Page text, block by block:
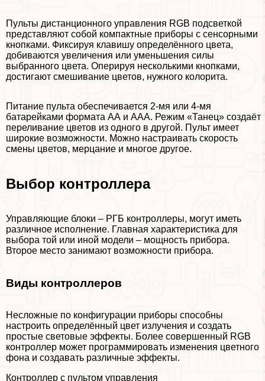
Пульты дистанционного управления RGB подсветкой
представляют собой компактные приборы с сенсорными
кнопками. Фиксируя клавишу определённого цвета,
добиваются увеличения или уменьшения силы
выбранного цвета. Оперируя несколькими кнопками,
достигают смешивание цветов, нужного колорита.
Питание пульта обеспечивается 2-мя или 4-мя
батарейками формата АА и ААА. Режим «Танец» создаёт
переливание цветов из одного в другой. Пульт имеет
широкие возможности. Можно настраивать скорость
смены цветов, мерцание и многое другое.
Выбор контроллера
Управляющие блоки – РГБ контроллеры, могут иметь
различное исполнение. Главная хаpaктеристика для
выбора той или иной модели – мощность прибора.
Второе место занимают возможности прибора.
Виды контроллеров
Несложные по конфигурации приборы способны
настроить определённый цвет излучения и создать
простые световые эффекты. Более совершенный RGB
контроллер может программировать изменения цветного
фона и создавать различные эффекты.
Контроллер с пультом управления